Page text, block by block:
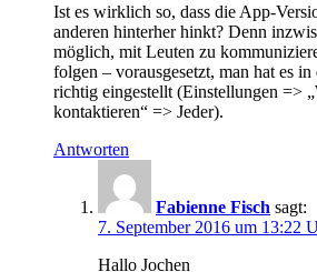
Ist es wirklich so, dass die App-
anderen hinterher hinkt? Denn
möglich, mit Leuten zu
folgen – vorausgesetzt, man hat es
richtig eingestellt (Einstellungen =>
kontaktieren“ => Jeder).
Antworten
Fabienne Fisch sagt:
7. September 2016 um 13:22
Hallo Jochen